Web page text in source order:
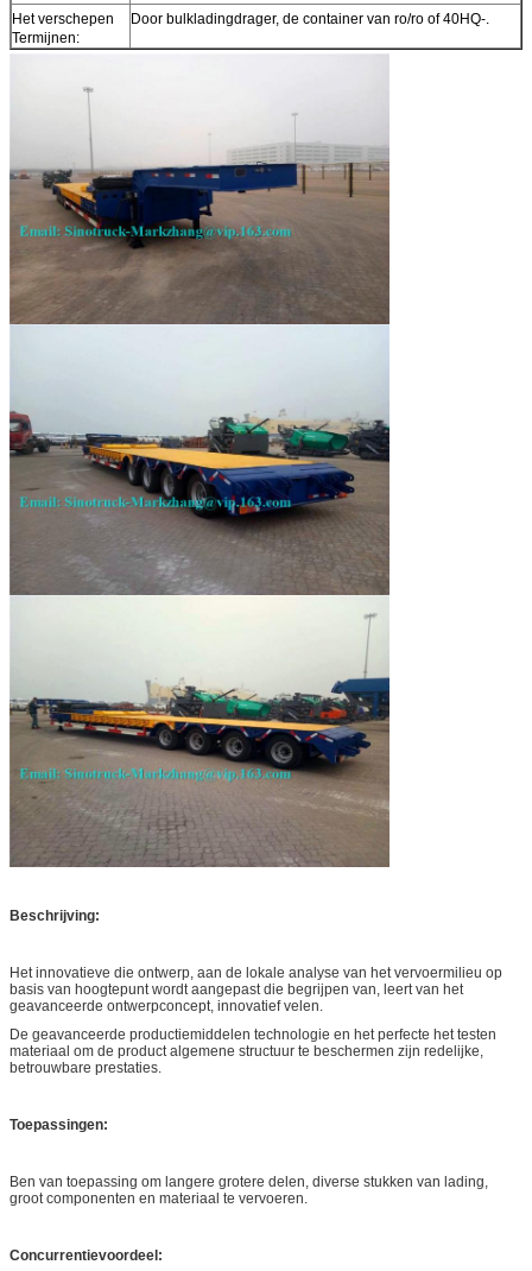
Het verschepen
Termijnen:
Door bulkladingdrager, de container van ro/ro of 40HQ-.
Beschrijving:
Het innovatieve die ontwerp, aan de lokale analyse van het vervoermilieu op
basis van hoogtepunt wordt aangepast die begrijpen van, leert van het
geavanceerde ontwerpconcept, innovatief velen.
De geavanceerde productiemiddelen technologie en het perfecte het testen
materiaal om de product algemene structuur te beschermen zijn redelijke,
betrouwbare prestaties.
Toepassingen:
Ben van toepassing om langere grotere delen, diverse stukken van lading,
groot componenten en materiaal te vervoeren.
Concurrentievoordeel: